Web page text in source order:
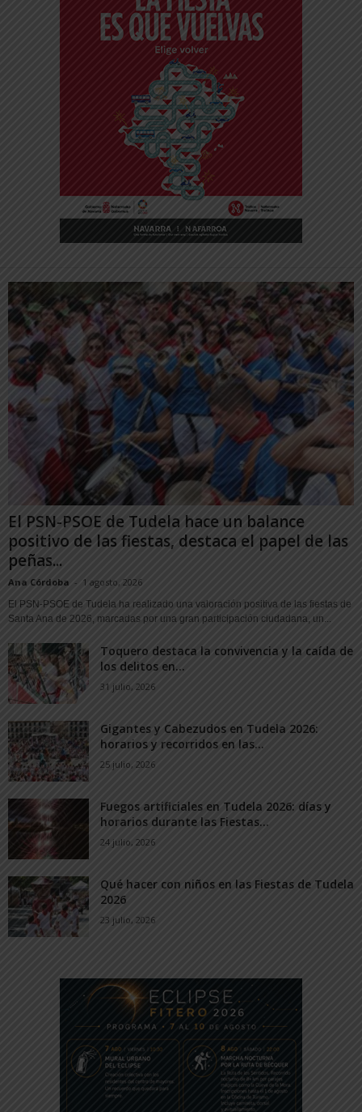
El PSN-PSOE de Tudela hace un balance
positivo de las fiestas, destaca el papel de las
peñas...
Ana Córdoba - 1 agosto, 2026
El PSN-PSOE de Tudela ha realizado una valoración positiva de las fiestas de
Santa Ana de 2026, marcadas por una gran participación ciudadana, un...
Toquero destaca la convivencia y la caída de
los delitos en...
31 julio, 2026
Gigantes y Cabezudos en Tudela 2026:
horarios y recorridos en las...
25 julio, 2026
Fuegos artificiales en Tudela 2026: días y
horarios durante las Fiestas...
24 julio, 2026
Qué hacer con niños en las Fiestas de Tudela
2026
23 julio, 2026